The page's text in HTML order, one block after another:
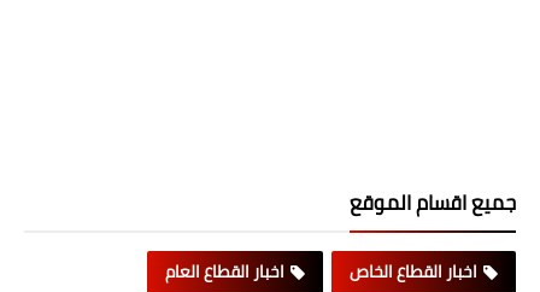
جميع اقسام الموقع
اخبار القطاع الخاص
اخبار القطاع العام